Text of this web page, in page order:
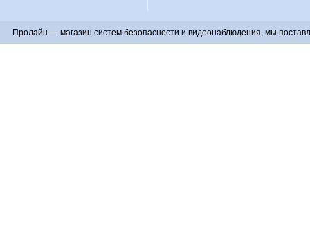
Пролайн — магазин систем безопасности и видеонаблюдения, мы